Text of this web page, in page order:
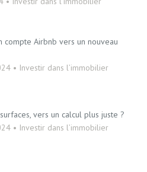
compte Airbnb vers un nouveau
• Investir dans l’immobilier
vers un calcul plus juste ?
• Investir dans l’immobilier